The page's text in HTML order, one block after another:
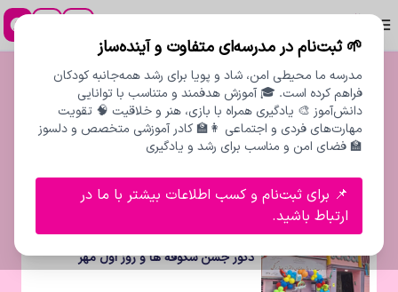
🌱 ثبت‌نام در مدرسه‌ای متفاوت و آینده‌ساز
مدرسه ما محیطی امن، شاد و پویا برای رشد همه‌جانبه کودکان
فراهم کرده است. 🎓 آموزش هدفمند و متناسب با توانایی
دانش‌آموز 🎨 یادگیری همراه با بازی، هنر و خلاقیت 🧠 تقویت
مهارت‌های فردی و اجتماعی 👩‍🏫 کادر آموزشی متخصص و دلسوز
🏫 فضای امن و مناسب برای رشد و یادگیری
📌 برای ثبت‌نام و کسب اطلاعات بیشتر با ما در
ارتباط باشید.
لیستاخبار عمومی
آخریناخبارمنتشر شده
عمومی
آشنایی با مشاغل
18 خرداد 1405، ساعت 13:11
دکور جشن شکوفه ها و روز اول مهر